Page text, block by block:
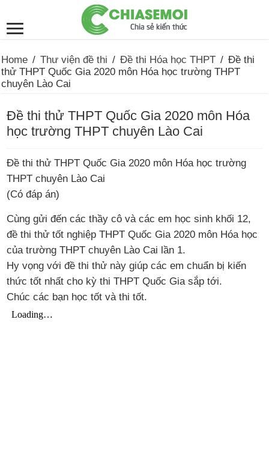
Home / Thư viện đề thi / Đề thi Hóa học THPT / Đề thi
thử THPT Quốc Gia 2020 môn Hóa học trường THPT
chuyên Lào Cai
Đề thi thử THPT Quốc Gia 2020 môn Hóa
học trường THPT chuyên Lào Cai
Đề thi thử THPT Quốc Gia 2020 môn Hóa học trường
THPT chuyên Lào Cai
(Có đáp án)
Cùng gửi đến các thầy cô và các em học sinh khối 12,
đề thi thử tốt nghiệp THPT Quốc Gia 2020 môn Hóa học
của trường THPT chuyên Lào Cai lần 1.
Hy vọng với đề thi thử này giúp các em chuẩn bị kiến
thức tốt nhất cho kỳ thi THPT Quốc Gia sắp tới.
Chúc các bạn học tốt và thi tốt.